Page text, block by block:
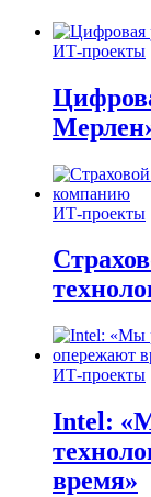
ИТ-проекты
ИТ-проекты
ИТ-проекты
Intel:
время»